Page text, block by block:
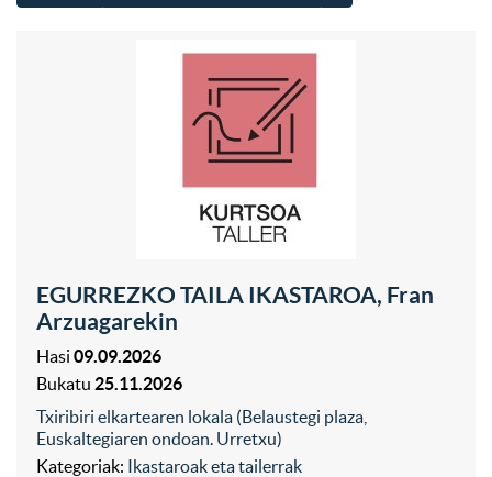
EGURREZKO TAILA IKASTAROA, Fran
Arzuagarekin
Hasi 09.09.2026
Bukatu 25.11.2026
Txiribiri elkartearen lokala (Belaustegi plaza,
Euskaltegiaren ondoan. Urretxu)
Kategoriak: Ikastaroak eta tailerrak